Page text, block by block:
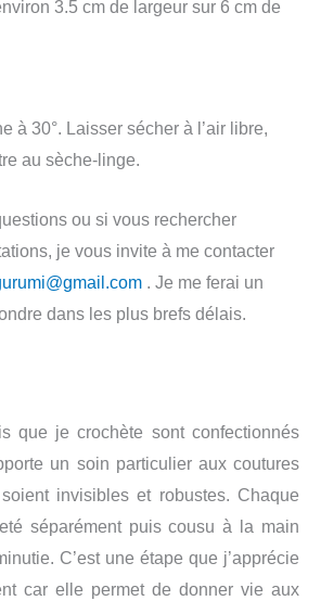
3.5 cm de largeur sur 6 cm de
à 30°. Laisser sécher à l’air libre,
au sèche-linge.
ou si vous rechercher
je vous invite à me contacter
. Je me ferai un
dans les plus brefs délais.
que je crochète sont confectionnés
un soin particulier aux coutures
invisibles et robustes. Chaque
séparément puis cousu à la main
C’est une étape que j’apprécie
car elle permet de donner vie aux